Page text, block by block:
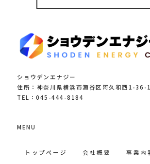
ショウデンエナジー
住所：神奈川県横浜市瀬谷区阿久和西1-36-
TEL：045-444-8184
MENU
トップページ 会社概要 事業内